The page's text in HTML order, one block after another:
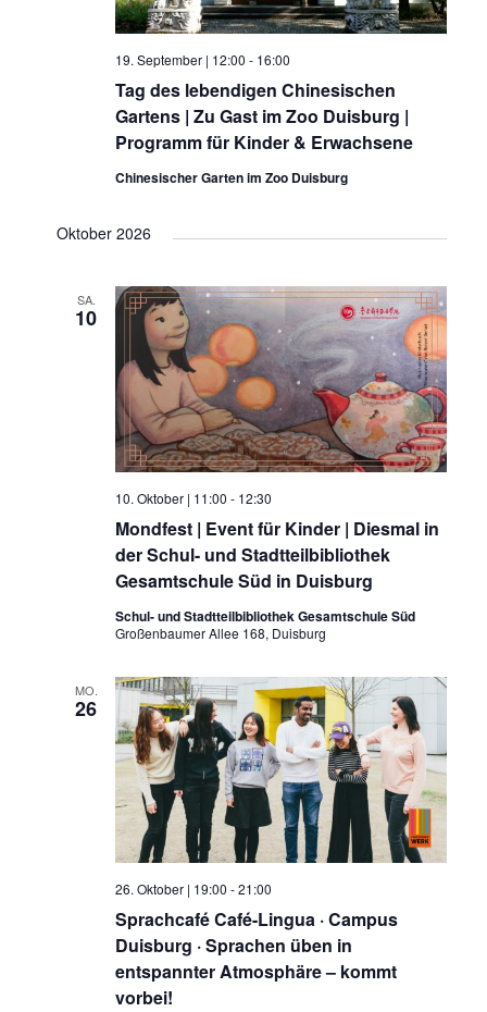
Tag des lebendigen Chinesischen
Gartens | Zu Gast im Zoo Duisburg |
Programm für Kinder & Erwachsene
19. September | 12:00 - 16:00
Chinesischer Garten im Zoo Duisburg
Oktober 2026
SA.
10
Mondfest | Event für Kinder | Diesmal in
der Schul- und Stadtteilbibliothek
Gesamtschule Süd in Duisburg
10. Oktober | 11:00 - 12:30
Schul- und Stadtteilbibliothek Gesamtschule Süd
Großenbaumer Allee 168, Duisburg
MO.
26
Sprachcafé Café-Lingua · Campus
Duisburg · Sprachen üben in
entspannter Atmosphäre – kommt
vorbei!
26. Oktober | 19:00 -21:00